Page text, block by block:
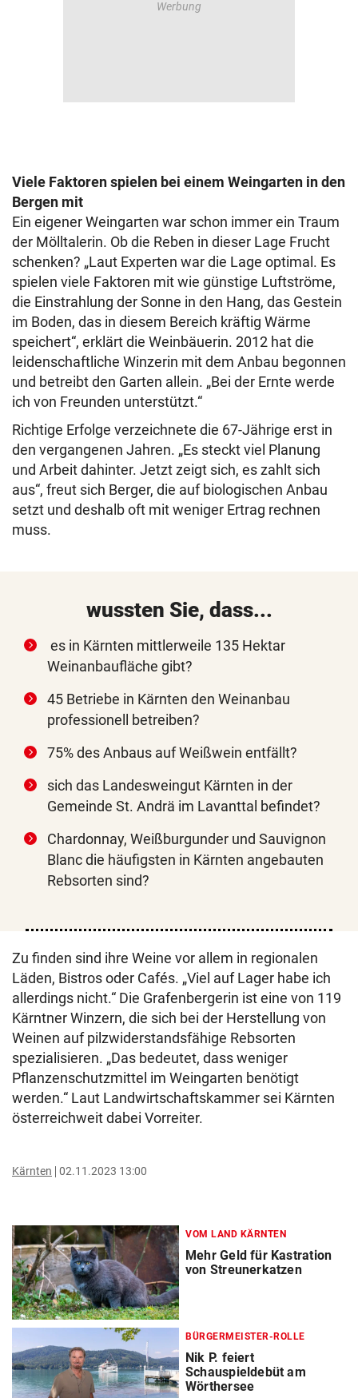
Viele Faktoren spielen bei einem Weingarten in den
Bergen mit
Ein eigener Weingarten war schon immer ein Traum
der Mölltalerin. Ob die Reben in dieser Lage Frucht
schenken? „Laut Experten war die Lage optimal. Es
spielen viele Faktoren mit wie günstige Luftströme,
die Einstrahlung der Sonne in den Hang, das Gestein
im Boden, das in diesem Bereich kräftig Wärme
speichert“, erklärt die Weinbäuerin. 2012 hat die
leidenschaftliche Winzerin mit dem Anbau begonnen
und betreibt den Garten allein. „Bei der Ernte werde
ich von Freunden unterstützt.“
Richtige Erfolge verzeichnete die 67-Jährige erst in
den vergangenen Jahren. „Es steckt viel Planung
und Arbeit dahinter. Jetzt zeigt sich, es zahlt sich
aus“, freut sich Berger, die auf biologischen Anbau
setzt und deshalb oft mit weniger Ertrag rechnen
muss.
wussten Sie, dass...
es in Kärnten mittlerweile 135 Hektar
Weinanbaufläche gibt?
45 Betriebe in Kärnten den Weinanbau
professionell betreiben?
75% des Anbaus auf Weißwein entfällt?
sich das Landesweingut Kärnten in der
Gemeinde St. Andrä im Lavanttal befindet?
Chardonnay, Weißburgunder und Sauvignon
Blanc die häufigsten in Kärnten angebauten
Rebsorten sind?
Zu finden sind ihre Weine vor allem in regionalen
Läden, Bistros oder Cafés. „Viel auf Lager habe ich
allerdings nicht.“ Die Grafenbergerin ist eine von 119
Kärntner Winzern, die sich bei der Herstellung von
Weinen auf pilzwiderstandsfähige Rebsorten
spezialisieren. „Das bedeutet, dass weniger
Pflanzenschutzmittel im Weingarten benötigt
werden.“ Laut Landwirtschaftskammer sei Kärnten
österreichweit dabei Vorreiter.
Kärnten 02.11.2023 13:00
VOM LAND KÄRNTEN
Mehr Geld für Kastration
von Streunerkatzen
BÜRGERMEISTER-ROLLE
Nik P. feiert
Schauspieldebüt am
Wörthersee